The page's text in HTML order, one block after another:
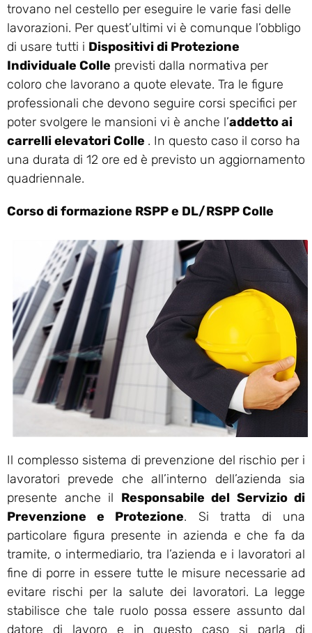
trovano nel cestello per eseguire le varie fasi delle
lavorazioni. Per quest’ultimi vi è comunque l’obbligo
di usare tutti i Dispositivi di Protezione
Individuale Colle previsti dalla normativa per
coloro che lavorano a quote elevate. Tra le figure
professionali che devono seguire corsi specifici per
poter svolgere le mansioni vi è anche l’addetto ai
carrelli elevatori Colle . In questo caso il corso ha
una durata di 12 ore ed è previsto un aggiornamento
quadriennale.
Corso di formazione RSPP e DL/RSPP Colle
Il complesso sistema di prevenzione del rischio per i
lavoratori prevede che all’interno dell’azienda sia
presente anche il Responsabile del Servizio di
Prevenzione e Protezione. Si tratta di una
particolare figura presente in azienda e che fa da
tramite, o intermediario, tra l’azienda e i lavoratori al
fine di porre in essere tutte le misure necessarie ad
evitare rischi per la salute dei lavoratori. La legge
stabilisce che tale ruolo possa essere assunto dal
datore di lavoro e in questo caso si parla di